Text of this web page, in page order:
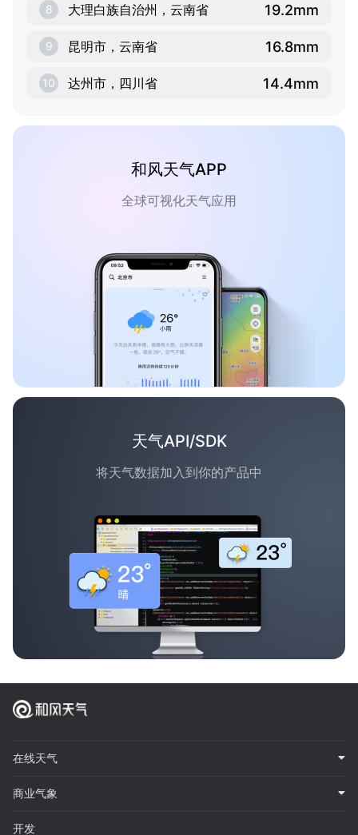
8 大理白族自治州，云南省 19.2mm
9 昆明市，云南省 16.8mm
10 达州市，四川省 14.4mm
和风天气APP
全球可视化天气应用
天气API/SDK
将天气数据加入到你的产品中
在线天气
商业气象
开发